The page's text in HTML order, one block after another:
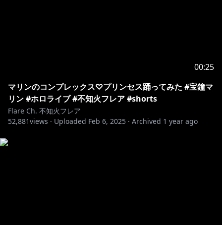
00:25
マリンのコンプレックス♡プリンセス踊ってみた #宝鐘マ
リン #ホロライブ #不知火フレア #shorts
Flare Ch. 不知火フレア
52,881views · Uploaded Feb 6, 2025 · Archived 1 year ago